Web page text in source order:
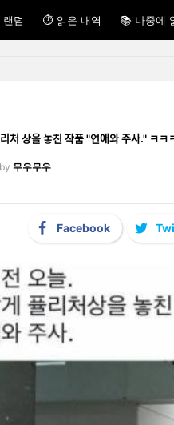
랜덤 ⏱ 읽은 내역 📚 나중에
상을 놓친 작품 "연애와
by 무우무우
Facebook